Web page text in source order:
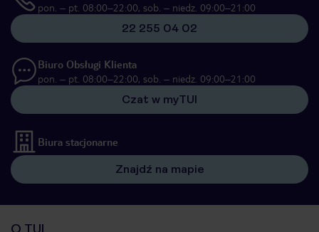
pon. – pt. 08:00–22:00, sob. – niedz. 09:00–21:00
22 255 04 02
Biuro Obsługi Klienta
pon. – pt. 08:00–22:00, sob. – niedz. 09:00–21:00
Czat w myTUI
Biura stacjonarne
Znajdź na mapie
O TUI